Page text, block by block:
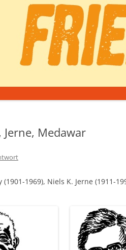
Jerne, Medawar
(1901-1969), Niels K. Jerne (1911-